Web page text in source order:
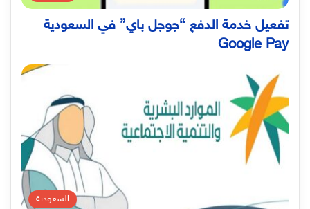
تفعيل خدمة الدفع “جوجل باي” في السعودية
Google Pay
السعودية